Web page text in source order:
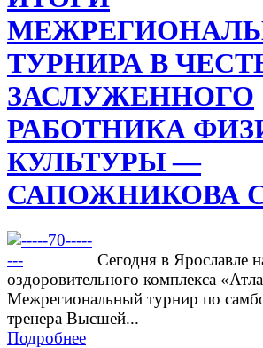
ТУРНИРА В
ЗАСЛУЖЕННОГО
РАБОТНИКА
КУЛЬТУРЫ —
САПОЖНИКОВА
Сегодня в Ярославле
оздоровительного комплекса
Межрегиональный турнир по
тренера Высшей...
Подробнее